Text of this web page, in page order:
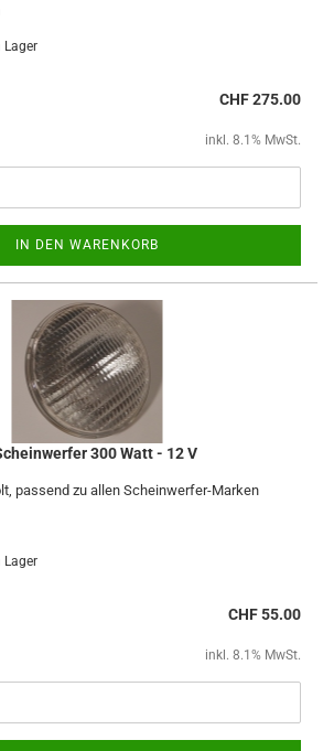
Lager
CHF 275.00
inkl. 8.1% MwSt.
IN DEN WARENKORB
300 Watt - 12 V
passend zu allen Scheinwerfer-Marken
Lager
CHF 55.00
inkl. 8.1% MwSt.